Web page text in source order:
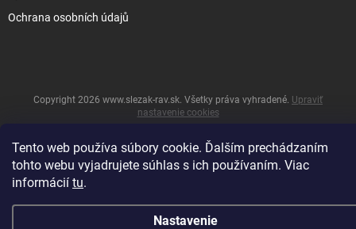
Tento web používa súbory cookie. Ďalším prechádzaním
tohto webu vyjadrujete súhlas s ich používaním. Viac
informácií tu.
Nastavenie
Ochrana osobních údajů
Vytvoril Shoptet
Copyright 2026 www.slezak-rav.sk. Všetky práva vyhradené. Upraviť
nastavenie cookies